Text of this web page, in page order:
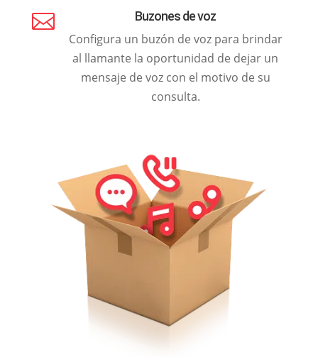
 Buzones de voz
Configura un buzón de voz para brindar
al llamante la oportunidad de dejar un
mensaje de voz con el motivo de su
consulta.